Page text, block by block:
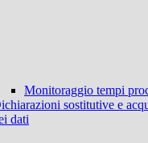
Monitoraggio tempi
sostitutive e
dati